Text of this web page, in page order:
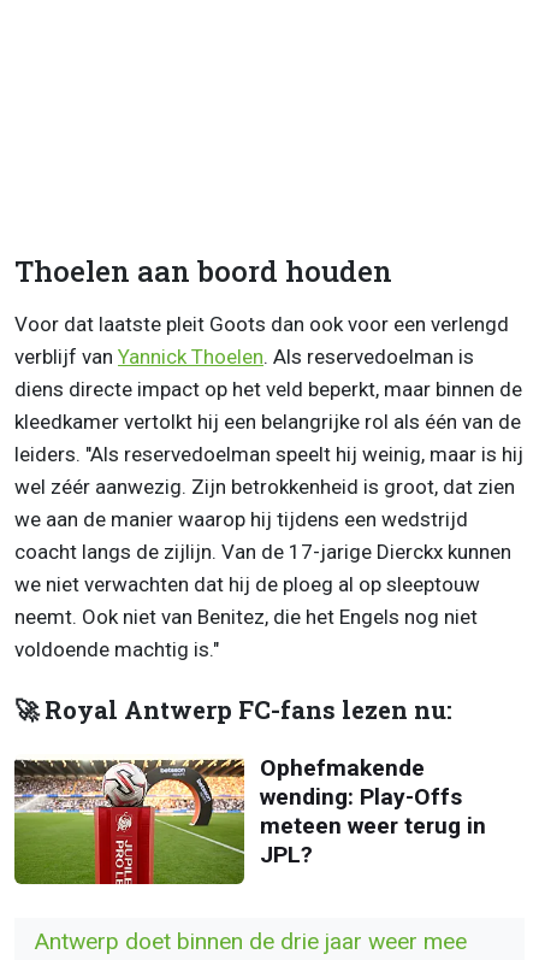
Thoelen aan boord houden
Voor dat laatste pleit Goots dan ook voor een verlengd
verblijf van Yannick Thoelen. Als reservedoelman is
diens directe impact op het veld beperkt, maar binnen de
kleedkamer vertolkt hij een belangrijke rol als één van de
leiders. "Als reservedoelman speelt hij weinig, maar is hij
wel zéér aanwezig. Zijn betrokkenheid is groot, dat zien
we aan de manier waarop hij tijdens een wedstrijd
coacht langs de zijlijn. Van de 17-jarige Dierckx kunnen
we niet verwachten dat hij de ploeg al op sleeptouw
neemt. Ook niet van Benitez, die het Engels nog niet
voldoende machtig is."
🚀 Royal Antwerp FC-fans lezen nu:
Ophefmakende
wending: Play-Offs
meteen weer terug in
JPL?
Antwerp doet binnen de drie jaar weer mee